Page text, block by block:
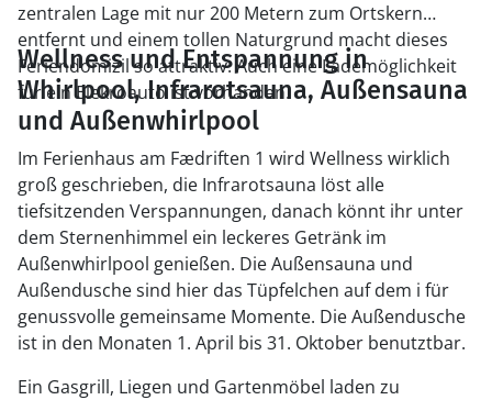
zentralen Lage mit nur 200 Metern zum Ortskern
entfernt und einem tollen Naturgrund macht dieses
Feriendomizil so attraktiv. Auch eine Lademöglichkeit
für ein Elekroauto ist vorhanden.
Wellness und Entspannung in
Whirlpool, Infrarotsauna, Außensauna
und Außenwhirlpool
Im Ferienhaus am Fædriften 1 wird Wellness wirklich
groß geschrieben, die Infrarotsauna löst alle
tiefsitzenden Verspannungen, danach könnt ihr unter
dem Sternenhimmel ein leckeres Getränk im
Außenwhirlpool genießen. Die Außensauna und
Außendusche sind hier das Tüpfelchen auf dem i für
genussvolle gemeinsame Momente. Die Außendusche
ist in den Monaten 1. April bis 31. Oktober benutztbar.
Ein Gasgrill, Liegen und Gartenmöbel laden zu